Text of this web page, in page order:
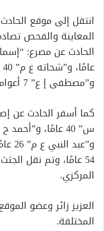
انتقل إلى موقع
المعاينة والفحص
و”مصطفى إ ع” 7 أعوام.
54 عامًا، وتم نقل
المركزي.
العزيز زائر وعضو
المختلفة.